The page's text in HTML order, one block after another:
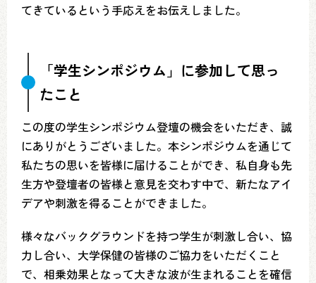
てきているという手応えをお伝えしました。
「学生シンポジウム」に参加して思っ
たこと
この度の学生シンポジウム登壇の機会をいただき、誠
にありがとうございました。本シンポジウムを通じて
私たちの思いを皆様に届けることができ、私自身も先
生方や登壇者の皆様と意見を交わす中で、新たなアイ
デアや刺激を得ることができました。
様々なバックグラウンドを持つ学生が刺激し合い、協
力し合い、大学保健の皆様のご協力をいただくこと
で、相乗効果となって大きな波が生まれることを確信